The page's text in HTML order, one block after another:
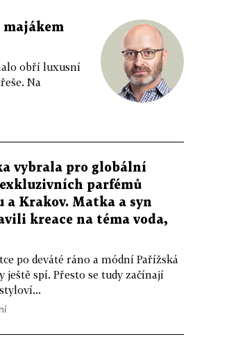
majákem
obří luxusní
Na
vybrala pro globální
parfémů
a Krakov. Matka a syn
kreace na téma voda,
po deváté ráno a módní Pařížská
ještě spí. Přesto se tudy začínají